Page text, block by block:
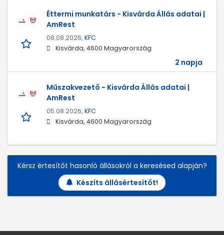
Éttermi munkatárs - Kisvárda Állás adatai |
AmRest
08.08.2026, KFC
Kisvárda, 4600 Magyarország
2 napja
Műszakvezető - Kisvárda Állás adatai |
AmRest
05.08.2026, KFC
Kisvárda, 4600 Magyarország
Kérsz értesítőt hasonló állásokról a keresésed alapján?
Készíts állásértesítőt!